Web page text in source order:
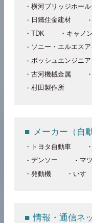
横河ブリッジホー
日鐵住金建材
TDK
キャノ
ソニー・エルエス
ボッシュエンジニ
古河機械金属
村田製作所
メーカー（自
トヨタ自動車
デンソー
マ
発動機
いす
情報・通信ネ